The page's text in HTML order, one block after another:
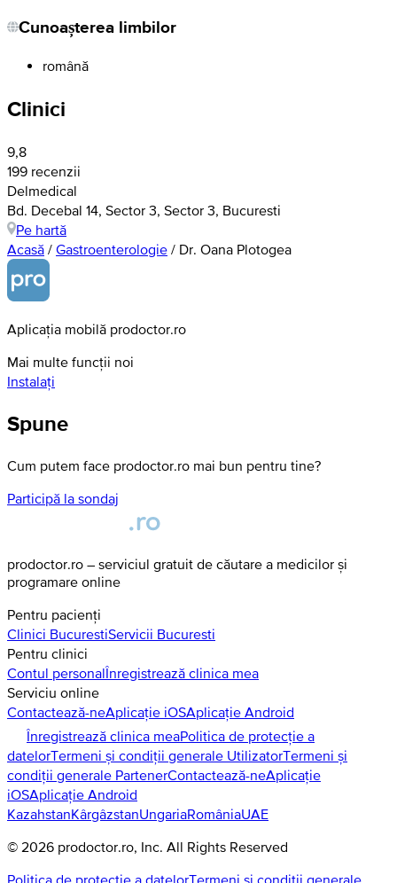
Cunoașterea limbilor
română
Clinici
9,8
199 recenzii
Delmedical
Bd. Decebal 14, Sector 3, Sector 3, Bucuresti
Pe hartă
Acasă / Gastroenterologie / Dr. Oana Plotogea
Aplicația mobilă prodoctor.ro
Mai multe funcții noi
Instalați
Spune
Cum putem face prodoctor.ro mai bun pentru tine?
Participă la sondaj
prodoctor.ro – serviciul gratuit de căutare a medicilor și
programare online
Pentru pacienți
Clinici BucurestiServicii Bucuresti
Pentru clinici
Contul personalÎnregistrează clinica mea
Serviciu online
Contactează-neAplicație iOSAplicație Android
Înregistrează clinica meaPolitica de protecție a
datelorTermeni și condiții generale UtilizatorTermeni și
condiții generale PartenerContactează-neAplicație
iOSAplicație Android
KazahstanKârgâzstanUngariaRomâniaUAE
© 2026 prodoctor.ro, Inc. All Rights Reserved
Politica de protecție a datelorTermeni și condiții generale